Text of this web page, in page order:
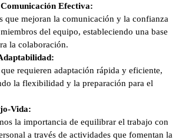
Efectiva:
que mejoran la comunicación y la confianza
del equipo, estableciendo una base
la colaboración.
requieren adaptación rápida y eficiente,
la flexibilidad y la preparación para el
Vida:
la importancia de equilibrar el trabajo con
a través de actividades que fomentan la